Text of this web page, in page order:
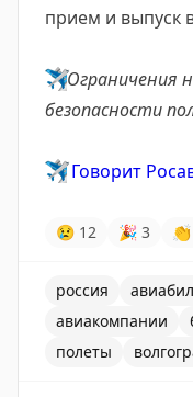
прием и выпуск
✈️Ограничения
безопасности
✈️ Говорит
😢 12 🎉 3 👏
россия
авиакомпании
полеты